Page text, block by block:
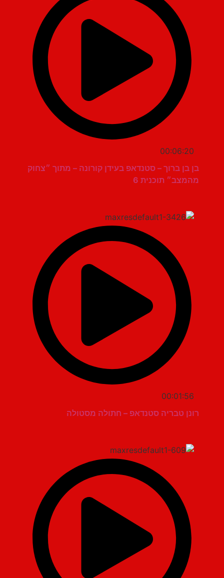
00:06:20
בן בן ברוך – סטנדאפ בעידן קורונה – מתוך ״צחוק
מהמצב״ תוכנית 6
00:01:56
רונן טבריה סטנדאפ – חתולה מסטולה